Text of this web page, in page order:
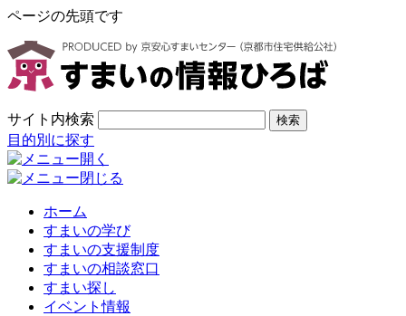
ページの先頭です
サイト内検索 検索
目的別に探す
ホーム
すまいの学び
すまいの支援制度
すまいの相談窓口
すまい探し
イベント情報